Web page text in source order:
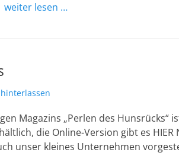
weiter lesen …
Magazins „Perlen des Hunsrücks“
die Online-Version gibt es HIER
unser kleines Unternehmen